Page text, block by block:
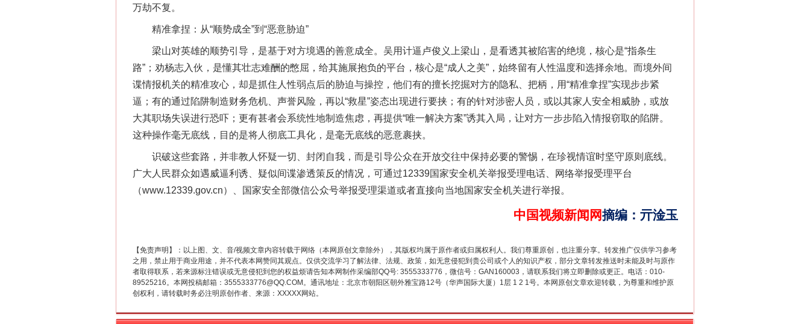
万劫不复。
精准拿捏：从“顺势成全”到“恶意胁迫”
梁山对英雄的顺势引导，是基于对方境遇的善意成全。吴用计逼卢俊义上梁山，是看透其被陷害的绝境，核心是“指条生
路”；劝杨志入伙，是懂其壮志难酬的憋屈，给其施展抱负的平台，核心是“成人之美”，始终留有人性温度和选择余地。而境外间
谍情报机关的精准攻心，却是抓住人性弱点后的胁迫与操控，他们有的擅长挖掘对方的隐私、把柄，用“精准拿捏”实现步步紧
逼；有的通过陷阱制造财务危机、声誉风险，再以“救星”姿态出现进行要挟；有的针对涉密人员，或以其家人安全相威胁，或放
大其职场失误进行恐吓；更有甚者会系统性地制造焦虑，再提供“唯一解决方案”诱其入局，让对方一步步陷入情报窃取的陷阱。
这种操作毫无底线，目的是将人彻底工具化，是毫无底线的恶意裹挟。
识破这些套路，并非教人怀疑一切、封闭自我，而是引导公众在开放交往中保持必要的警惕，在珍视情谊时坚守原则底线。
广大人民群众如遇威逼利诱、疑似间谍渗透策反的情况，可通过12339国家安全机关举报受理电话、网络举报受理平台
（www.12339.gov.cn）、国家安全部微信公众号举报受理渠道或者直接向当地国家安全机关进行举报。
中国视频新闻网摘编 ： 亓淦玉
【免责声明】：以上图、文、音/视频文章内容转载于网络（本网原创文章除外），其版权均属于原作者或归属权利人。我们尊重原创，也注重分享。转发推广仅供学习参考
之用，禁止用于商业用途，并不代表本网赞同其观点。仅供交流学习了解法律、法规、政策，如无意侵犯到贵公司或个人的知识产权，部分文章转发推送时未能及时与原作
者取得联系，若来源标注错误或无意侵犯到您的权益烦请告知本网制作采编部QQ号: 3555333776，微信号：GAN160003，请联系我们将立即删除或更正。电话：010-
89525216。本网投稿邮箱：3555333776@QQ.COM。通讯地址：北京市朝阳区朝外雅宝路12号（华声国际大厦）1层 1 2 1号。本网原创文章欢迎转载，为尊重和维护原
创权利，请转载时务必注明原创作者、来源：XXXXX网站。
这是一记警钟！ 谢谢有你温暖了四季 法官巧妙执行解纠纷
在谋一域中谋全局
今年投资意愿榜揭晓 新中国诞生的见证